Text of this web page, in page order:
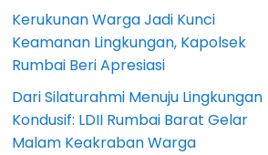
Kerukunan Warga Jadi Kunci
Keamanan Lingkungan, Kapolsek
Rumbai Beri Apresiasi
Dari Silaturahmi Menuju Lingkungan
Kondusif: LDII Rumbai Barat Gelar
Malam Keakraban Warga